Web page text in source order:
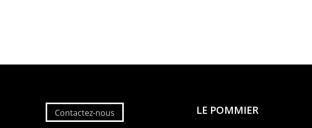
Contactez-nous LE POMMIER